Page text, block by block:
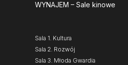
WYNAJEM – Sale kinowe
Sala 1. Kultura
Sala 2. Rozwój
Sala 3. Młoda Gwardia